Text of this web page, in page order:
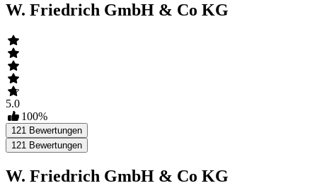
W. Friedrich GmbH & Co KG
5.0
100%
121 Bewertungen
121 Bewertungen
W. Friedrich GmbH & Co KG